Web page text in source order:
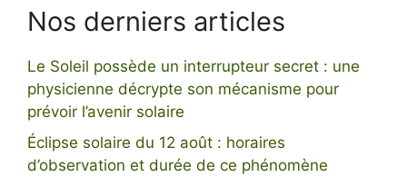
Nos derniers articles
Le Soleil possède un interrupteur secret : une
physicienne décrypte son mécanisme pour
prévoir l’avenir solaire
Éclipse solaire du 12 août : horaires
d’observation et durée de ce phénomène